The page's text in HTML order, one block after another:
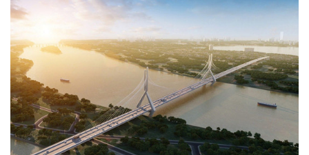
cách mạng không gian để định hình tương lai phát triển bền
vững Thủ đô trong kỷ nguyên mới.